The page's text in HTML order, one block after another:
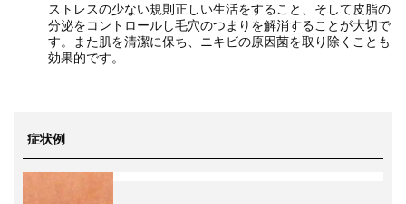
ストレスの少ない規則正しい生活をすること、そして皮脂の
分泌をコントロールし毛穴のつまりを解消することが大切で
す。また肌を清潔に保ち、ニキビの原因菌を取り除くことも
効果的です。
症状例